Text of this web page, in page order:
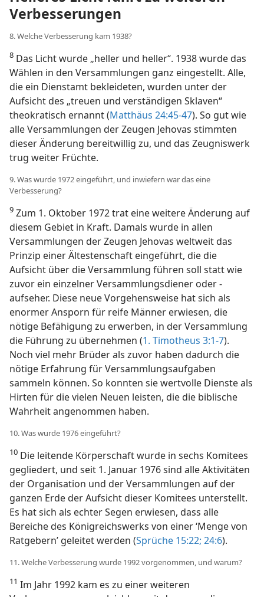
Verbesserungen
8. Welche Verbesserung kam 1938?
8 Das Licht wurde „heller und heller“. 1938 wurde das
Wählen in den Versammlungen ganz eingestellt. Alle,
die ein Dienstamt bekleideten, wurden unter der
Aufsicht des „treuen und verständigen Sklaven“
theokratisch ernannt (Matthäus 24:45-47). So gut wie
alle Versammlungen der Zeugen Jehovas stimmten
dieser Änderung bereitwillig zu, und das Zeugniswerk
trug weiter Früchte.
9. Was wurde 1972 eingeführt, und inwiefern war das eine
Verbesserung?
9 Zum 1. Oktober 1972 trat eine weitere Änderung auf
diesem Gebiet in Kraft. Damals wurde in allen
Versammlungen der Zeugen Jehovas weltweit das
Prinzip einer Ältestenschaft eingeführt, die die
Aufsicht über die Versammlung führen soll statt wie
zuvor ein einzelner Versammlungsdiener oder -
aufseher. Diese neue Vorgehensweise hat sich als
enormer Ansporn für reife Männer erwiesen, die
nötige Befähigung zu erwerben, in der Versammlung
die Führung zu übernehmen (1. Timotheus 3:1-7).
Noch viel mehr Brüder als zuvor haben dadurch die
nötige Erfahrung für Versammlungsaufgaben
sammeln können. So konnten sie wertvolle Dienste als
Hirten für die vielen Neuen leisten, die die biblische
Wahrheit angenommen haben.
10. Was wurde 1976 eingeführt?
10 Die leitende Körperschaft wurde in sechs Komitees
gegliedert, und seit 1. Januar 1976 sind alle Aktivitäten
der Organisation und der Versammlungen auf der
ganzen Erde der Aufsicht dieser Komitees unterstellt.
Es hat sich als echter Segen erwiesen, dass alle
Bereiche des Königreichswerks von einer ‘Menge von
Ratgebern’ geleitet werden (Sprüche 15:22; 24:6).
11. Welche Verbesserung wurde 1992 vorgenommen, und warum?
11 Im Jahr 1992 kam es zu einer weiteren